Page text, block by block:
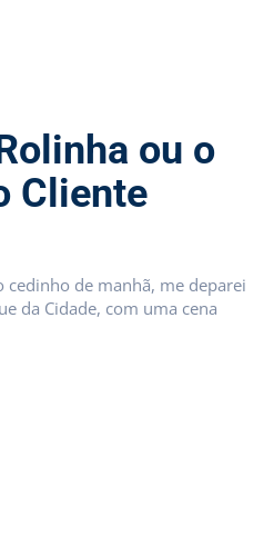
ou o
Cliente
cedinho de manhã, me deparei
da Cidade, com uma cena